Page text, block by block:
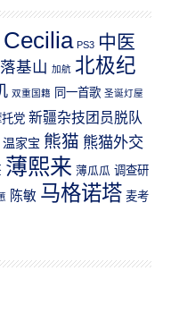
Cecilia PS3 中医
基山 加航 北极纪
双重国籍 同一首歌 圣诞灯屋
托党 新疆杂技团员脱队
温家宝 熊猫 熊猫外交
薄熙来 薄瓜瓜 调查研
陈敏 马格诺塔 麦考